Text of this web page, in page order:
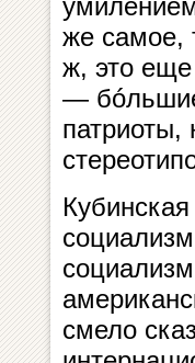
же самое,
ж, это
—
смело